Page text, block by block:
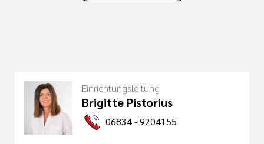
Einrichtungsleitung
Brigitte Pistorius
06834 - 9204155